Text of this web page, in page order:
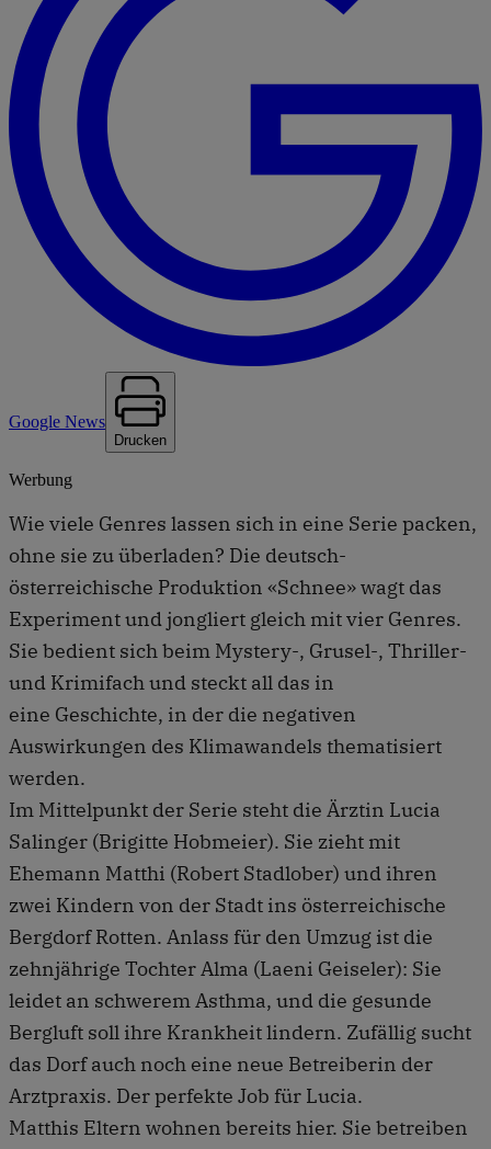
Google News
Drucken
Werbung
Wie viele Genres lassen sich in eine Serie packen,
ohne sie zu überladen? Die deutsch-
österreichische Produktion «Schnee» wagt das
Experiment und jongliert gleich mit vier Genres.
Sie bedient sich beim Mystery-, Grusel-, Thriller-
und Krimifach und steckt all das in
eine Geschichte, in der die negativen
Auswirkungen des Klimawandels thematisiert
werden.
Im Mittelpunkt der Serie steht die Ärztin Lucia
Salinger (Brigitte Hobmeier). Sie zieht mit
Ehemann Matthi (Robert Stadlober) und ihren
zwei Kindern von der Stadt ins österreichische
Bergdorf Rotten. Anlass für den Umzug ist die
zehnjährige Tochter Alma (Laeni Geiseler): Sie
leidet an schwerem Asthma, und die gesunde
Bergluft soll ihre Krankheit lindern. Zufällig sucht
das Dorf auch noch eine neue Betreiberin der
Arztpraxis. Der perfekte Job für Lucia.
Matthis Eltern wohnen bereits hier. Sie betreiben